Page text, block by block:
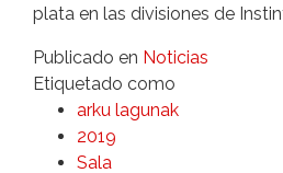
plata en las divisiones de
Publicado en Noticias
Etiquetado como
arku lagunak
2019
Sala